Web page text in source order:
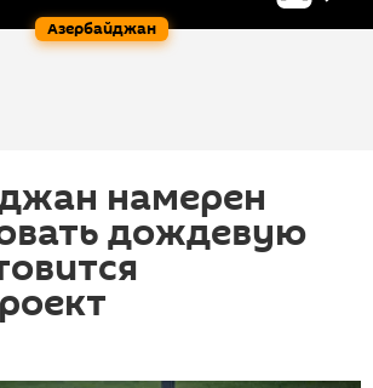
Азербайджан
намерен
дождевую